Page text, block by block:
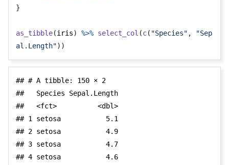
}
as_tibble(iris) %>% select_col (c( "Species" ,
"Sep
al.Length"))
## # A tibble: 150 × 2
##   Species Sepal.Length
##   <fct>          <dbl>
## 1 setosa           5.1
## 2 setosa           4.9
## 3 setosa           4.7
## 4 setosa           4.6